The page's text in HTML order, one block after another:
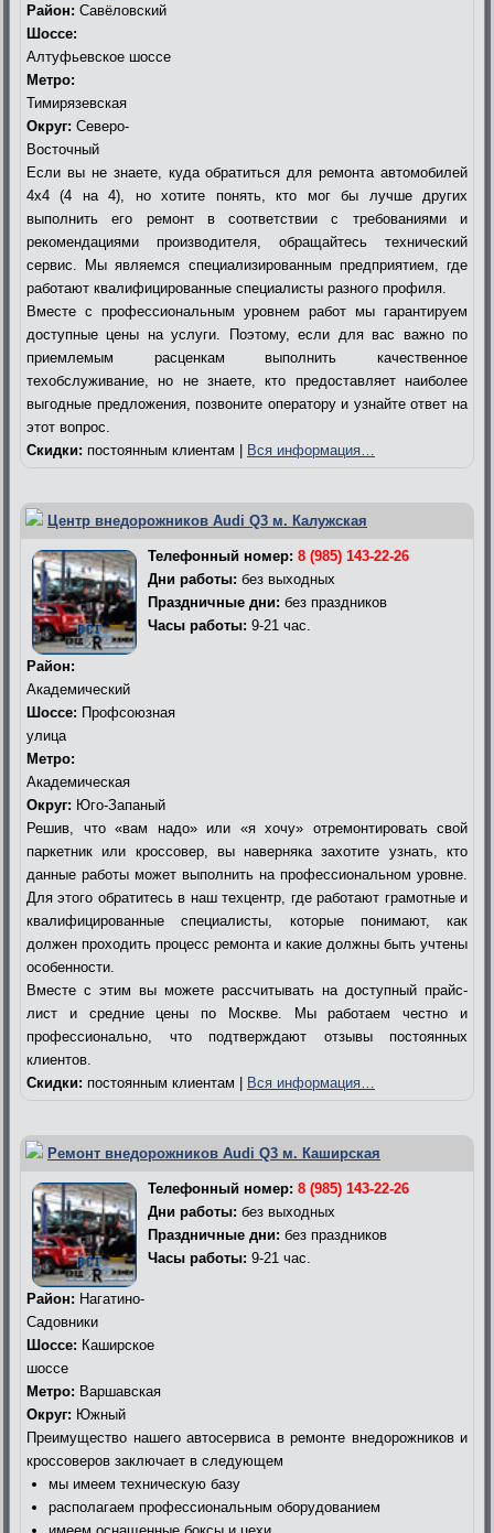
Район: Савёловский
Шоссе:
Алтуфьевское шоссе
Метро:
Тимирязевская
Округ: Северо-
Восточный
Если вы не знаете, куда обратиться для ремонта автомобилей
4х4 (4 на 4), но хотите понять, кто мог бы лучше других
выполнить его ремонт в соответствии с требованиями и
рекомендациями производителя, обращайтесь технический
сервис. Мы являемся специализированным предприятием, где
работают квалифицированные специалисты разного профиля.
Вместе с профессиональным уровнем работ мы гарантируем
доступные цены на услуги. Поэтому, если для вас важно по
приемлемым расценкам выполнить качественное
техобслуживание, но не знаете, кто предоставляет наиболее
выгодные предложения, позвоните оператору и узнайте ответ на
этот вопрос.
Скидки: постоянным клиентам | Вся информация…
Центр внедорожников Audi Q3 м. Калужская
Телефонный номер: 8 (985) 143-22-26
Дни работы: без выходных
Праздничные дни: без праздников
Часы работы: 9-21 час.
Район:
Академический
Шоссе: Профсоюзная
улица
Метро:
Академическая
Округ: Юго-Запаный
Решив, что «вам надо» или «я хочу» отремонтировать свой
паркетник или кроссовер, вы наверняка захотите узнать, кто
данные работы может выполнить на профессиональном уровне.
Для этого обратитесь в наш техцентр, где работают грамотные и
квалифицированные специалисты, которые понимают, как
должен проходить процесс ремонта и какие должны быть учтены
особенности.
Вместе с этим вы можете рассчитывать на доступный прайс-
лист и средние цены по Москве. Мы работаем честно и
профессионально, что подтверждают отзывы постоянных
клиентов.
Скидки: постоянным клиентам | Вся информация…
Ремонт внедорожников Audi Q3 м. Каширская
Телефонный номер: 8 (985) 143-22-26
Дни работы: без выходных
Праздничные дни: без праздников
Часы работы: 9-21 час.
Район: Нагатино-
Садовники
Шоссе: Каширское
шоссе
Метро: Варшавская
Округ: Южный
Преимущество нашего автосервиса в ремонте внедорожников и
кроссоверов заключает в следующем
мы имеем техническую базу
располагаем профессиональным оборудованием